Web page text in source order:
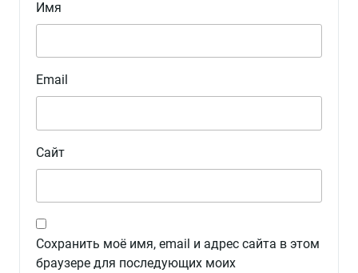
Имя
Email
Сайт
Сохранить моё имя, email и адрес сайта в этом
браузере для последующих моих